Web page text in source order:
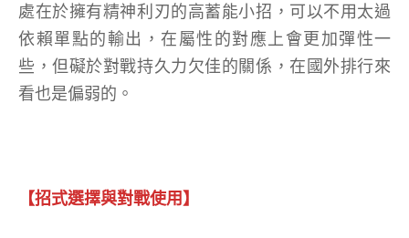
處在於擁有精神利刃的高蓄能小招，可以不用太過
依賴單點的輸出，在屬性的對應上會更加彈性一
些，但礙於對戰持久力欠佳的關係，在國外排行來
看也是偏弱的。
【招式選擇與對戰使用】